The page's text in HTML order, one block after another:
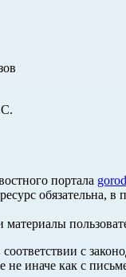
портала
материалы
с
иначе как с